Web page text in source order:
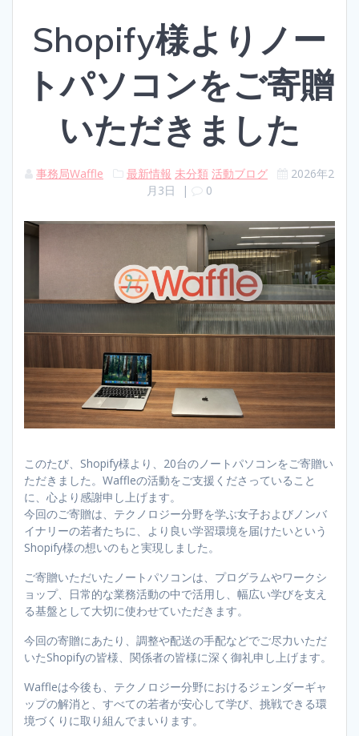
Shopify様よりノー
トパソコンをご寄贈
いただきました
事務局Waffle 最新情報 未分類 活動ブログ
2026年2
月3日
| 0
このたび、Shopify様より、20台のノートパソコンをご寄贈い
ただきました。Waffleの活動をご支援くださっていること
に、心より感謝申し上げます。
今回のご寄贈は、テクノロジー分野を学ぶ女子およびノンバ
イナリーの若者たちに、より良い学習環境を届けたいという
Shopify様の想いのもと実現しました。
ご寄贈いただいたノートパソコンは、プログラムやワークシ
ョップ、日常的な業務活動の中で活用し、幅広い学びを支え
る基盤として大切に使わせていただきます。
今回の寄贈にあたり、調整や配送の手配などでご尽力いただ
いたShopifyの皆様、関係者の皆様に深く御礼申し上げます。
Waffleは今後も、テクノロジー分野におけるジェンダーギャ
ップの解消と、すべての若者が安心して学び、挑戦できる環
境づくりに取り組んでまいります。